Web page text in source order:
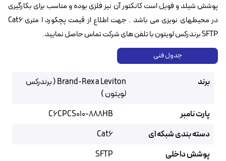
پوشش شیلد و فویل است کانکتور آن نیز فلزی بوده و مناسب برای بکارگیری
در محیطهای نویزی می باشد . جهت اطلاع از قیمت پچکورد ۱ متری Cat6
SFTP برندرکس لویتون با تلفن های شرکت تماس حاصل نمایید.
جدول فنی
برند
Brand-Rex a Leviton ( برندرکس
لویتون )
پارت نامبر
C6CPCS010-888HB
دسته بندی شبکه ای
Cat6
پوشش داخلی
SFTP